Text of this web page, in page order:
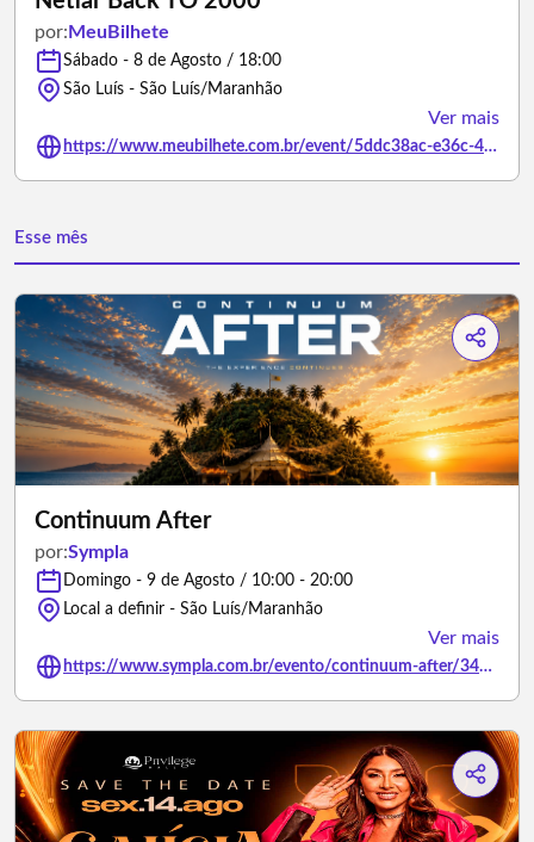
por: MeuBilhete
Sábado - 8 de Agosto / 18:00
São Luís - São Luís/Maranhão
Ver mais
https://www.meubilhete.com.br/event/5ddc38ac-e36c-481f-8cd9-9a0252a9fc1e
Esse mês
Continuum After
por:Sympla
Domingo - 9 de Agosto / 10:00 - 20:00
Local a definir - São Luís/Maranhão
Ver mais
https://www.sympla.com.br/evento/continuum-after/3487693